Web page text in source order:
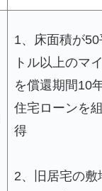
1、床面積が
トル以上のマ
を償還期間10
住宅ローンを
得
2、旧居宅の敷